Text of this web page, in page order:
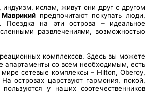
индуизм, ислам, живут они друг с другом
предпочитают покупать люди,
Поездка на эти острова – идеальное
развлечениями, возможностью
комплексов. Здесь вы можете
апартаменты со всем необходимым, есть
сетевые комплексы – Hilton, Oberoy,
островах царствуют гармония, покой,
пользуются у наших соотечественников